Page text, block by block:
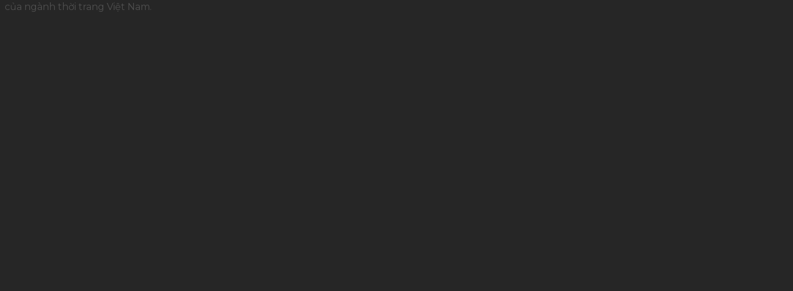
của ngành thời trang Việt Nam.